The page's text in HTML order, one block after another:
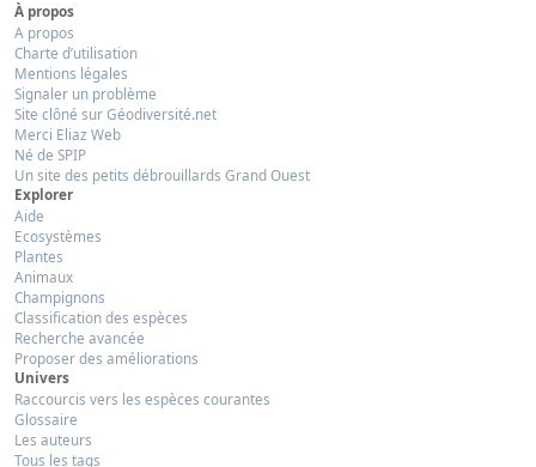
À propos
A propos
Charte d’utilisation
Mentions légales
Signaler un problème
Site clôné sur Géodiversité.net
Merci Eliaz Web
Né de SPIP
Un site des petits débrouillards Grand Ouest
Explorer
Aide
Ecosystèmes
Plantes
Animaux
Champignons
Classification des espèces
Recherche avancée
Proposer des améliorations
Univers
Raccourcis vers les espèces courantes
Glossaire
Les auteurs
Tous les tags